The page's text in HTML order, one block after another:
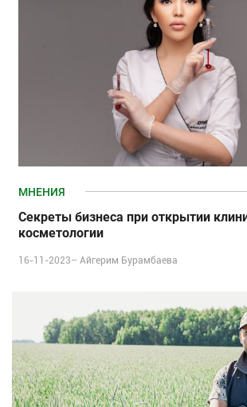
МНЕНИЯ
Секреты бизнеса при открытии
косметологии
16-11-2023–Айгерим Бурамбаева